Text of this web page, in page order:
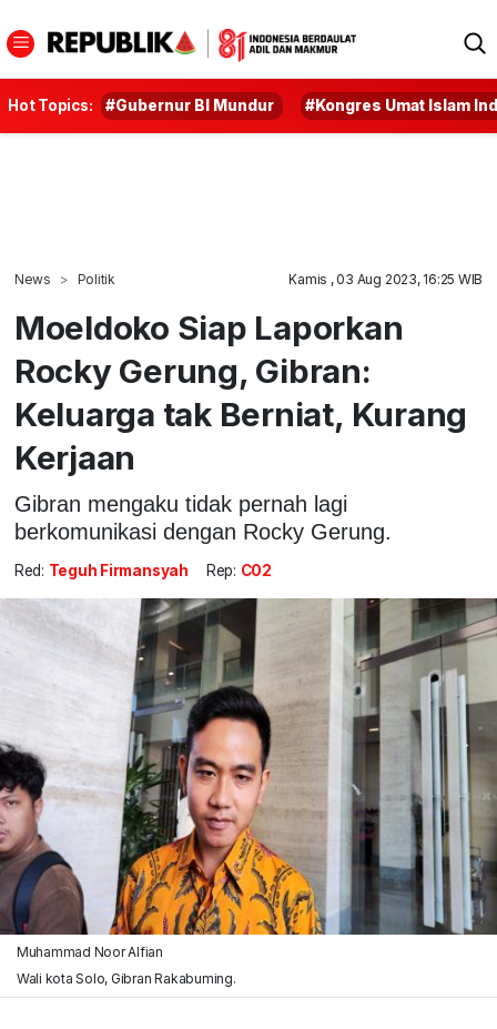
Hot Topics: #Gubernur BI Mundur #Kongres Umat Islam
News Politik Kamis , 03 Aug 2023, 16:25 WIB
Moeldoko Siap Laporkan
Rocky Gerung, Gibran:
Keluarga tak Berniat, Kurang
Kerjaan
Gibran mengaku tidak pernah lagi
berkomunikasi dengan Rocky Gerung.
Red: Teguh Firmansyah Rep: C02
Muhammad Noor Alfian
Wali kota Solo, Gibran Rakabuming.